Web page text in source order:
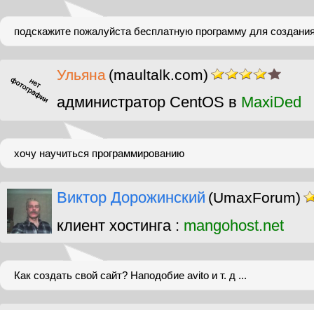
подскажите пожалуйста бесплатную программу для
Ульяна (maultalk.com)
администратор CentOS в MaxiDed
хочу научиться программированию
Виктор Дорожинский (UmaxForum)
клиент хостинга : mangohost.net
Как создать свой сайт? Наподобие avito и т. д ...